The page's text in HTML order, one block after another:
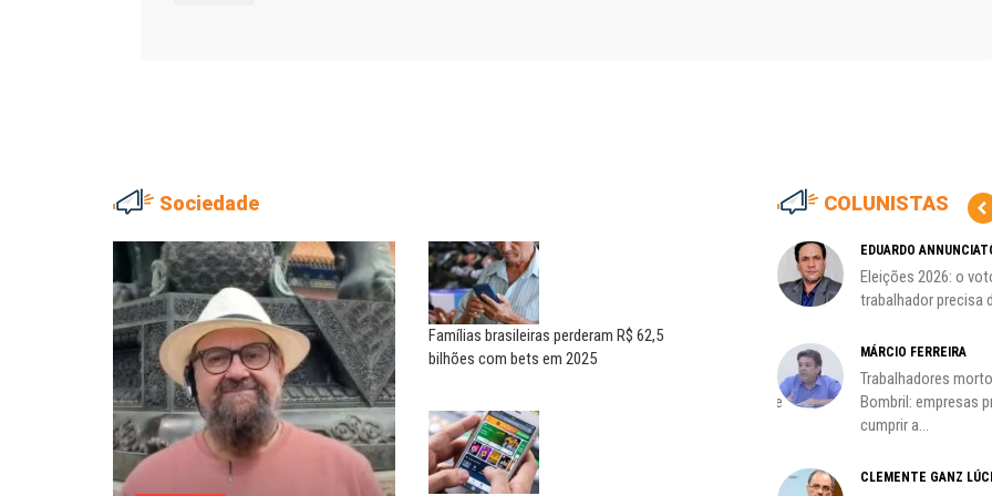
Sociedade
Famílias brasileiras perderam R$ 62,5
bilhões com bets em 2025
COLUNISTAS
ADRIANA MARCOLINO
Adriana Marcolino destaca
impacto do salário mínimo na...
NILTON NECO
Sindec: 94 anos de união e
EDUARDO ANNUNCIATO CHICÃO
Sem salário digno e proteção
MARIA AUXILIADORA
Agosto Lilás: todos e todas no
combate à...
SERGIO LUIZ LEITE (SERGINHO)
Saúde mental:
responsabilidade de todos
MIGUEL TORRES
A luta continua: agora o foco é
precisa voltar...
A geopolítica nas eleições de
EDUARDO
Eleições 2026: o
trabalhador precisa
MÁRCIO FERREIRA
Trabalhadores
Bombril: empresas
cumprir a...
CLEMENTE GANZ